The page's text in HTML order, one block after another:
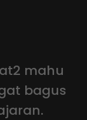
mahu
bagus